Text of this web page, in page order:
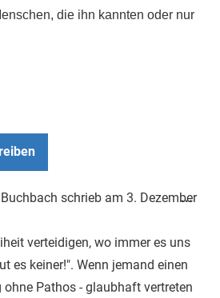
die ihn kannten oder nur
Buchbach schrieb am 3. Dezember
verteidigen, wo immer es uns
es keiner!". Wenn jemand einen
Pathos - glaubhaft vertreten
...